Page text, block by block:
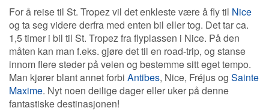
For å reise til St. Tropez vil det enkleste være å fly til Nice
og ta seg videre derfra med enten bil eller tog. Det tar ca.
1,5 timer i bil til St. Tropez fra flyplassen i Nice. På den
måten kan man f.eks. gjøre det til en road-trip, og stanse
innom flere steder på veien og bestemme sitt eget tempo.
Man kjører blant annet forbi Antibes, Nice, Fréjus og Sainte
Maxime. Nyt noen deilige dager eller uker på denne
fantastiske destinasjonen!